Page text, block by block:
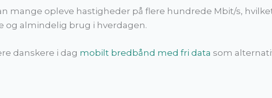
mange opleve hastigheder på flere hundrede Mbit/s,
og almindelig brug i hverdagen.
danskere i dag mobilt bredbånd med fri data som